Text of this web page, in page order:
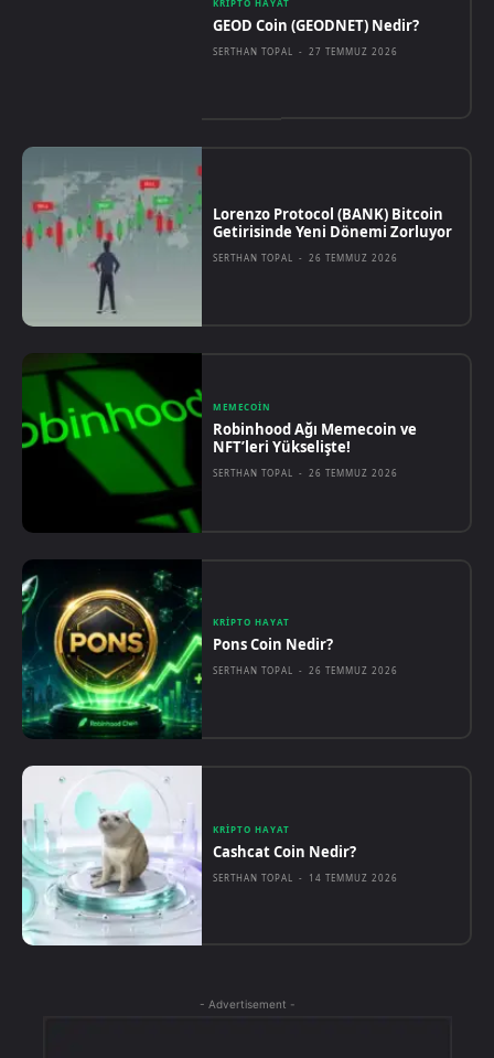
KRIPTO HAYAT
GEOD Coin (GEODNET) Nedir?
SERTHAN TOPAL - 27 TEMMUZ 2026
Lorenzo Protocol (BANK) Bitcoin
Getirisinde Yeni Dönemi Zorluyor
SERTHAN TOPAL - 26 TEMMUZ 2026
MEMECOIN
Robinhood Ağı Memecoin ve
NFT’leri Yükselişte!
SERTHAN TOPAL - 26 TEMMUZ 2026
KRIPTO HAYAT
Pons Coin Nedir?
SERTHAN TOPAL - 26 TEMMUZ 2026
KRIPTO HAYAT
Cashcat Coin Nedir?
SERTHAN TOPAL - 14 TEMMUZ 2026
- Advertisement -